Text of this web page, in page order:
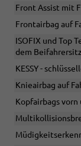
Front Assist mit
Frontairbag auf
ISOFIX und Top
dem
KESSY -
Knieairbag auf
Kopfairbags